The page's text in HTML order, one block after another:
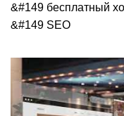
&#149 бесплатный
&#149 SEO